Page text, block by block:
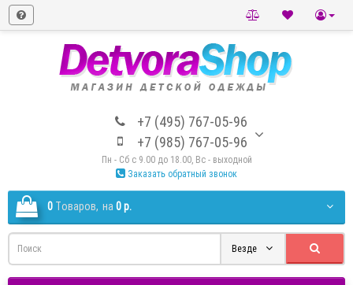
+7 (495) 767-05-96
+7 (985) 767-05-96
Пн - Сб с 9.00 до 18.00, Вс - выходной
Заказать обратный звонок
0 Tоваров, на 0 р.
Везде